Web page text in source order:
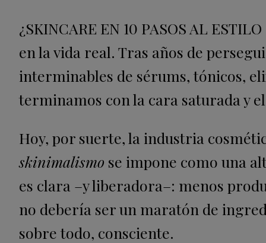
¿SKINCARE EN 10 PASOS AL
en la vida real. Tras años de
interminables de sérums, tónicos,
terminamos con la cara saturada y
Hoy, por suerte, la industria
skinimalismo se impone como una
es clara –y liberadora–: menos
no debería ser un maratón de
sobre todo, consciente.